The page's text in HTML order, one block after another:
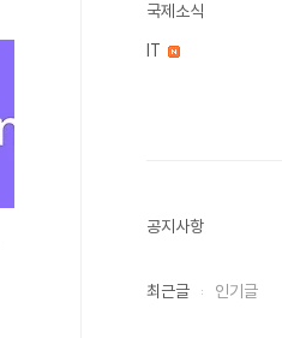
국제소식
IT
공지사항
최근글 인기글